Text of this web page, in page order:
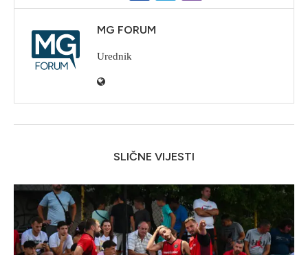
MG FORUM
Urednik
SLIČNE VIJESTI